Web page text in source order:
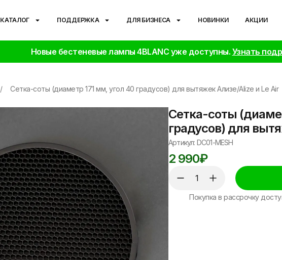
КАТАЛОГ ПОДДЕРЖКА ДЛЯ БИЗНЕСА НОВИНКИ АКЦИИ
Новые бестеневые лампы 4BLANC уже доступны. Узнать
/ Сетка-соты (диаметр 171 мм, угол 40 градусов) для вытяжек Ализе/Alize и Le Air
Сетка-соты
градусов) для
Артикул: DC01-MESH
2 990₽
Покупка в рассрочку